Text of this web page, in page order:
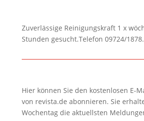
Zuverlässige Reinigungskraft 1 x
Stunden gesucht.Telefon 09724/1878.
Hier können Sie den kostenlosen E-
von revista.de abonnieren. Sie
Wochentag die aktuellsten